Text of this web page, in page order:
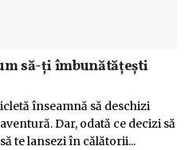
să-ți îmbunătățești
înseamnă să deschizi
Dar, odată ce decizi să
te lansezi în călătorii...